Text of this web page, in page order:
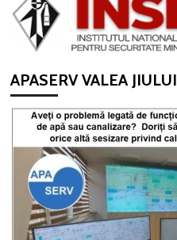
APASERV VALEA JIULUI